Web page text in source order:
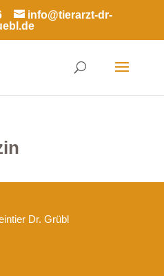
info@tierarzt-dr-
Dr. Grübl